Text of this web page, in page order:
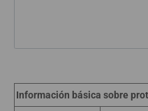
Información básica sobre